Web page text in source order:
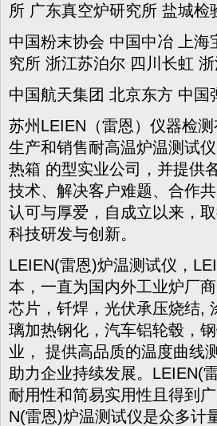
所 广东真空炉研究所 盐城检
中国粉末协会 中国中冶 上
究所 浙江苏泊尔 四川长虹
中国航天集团 北京东方 中国
苏州LEIEN（雷恩）仪器检
生产和销售耐高温炉温测试
热箱 的型实业公司，并提供
技术、解决客户难题、合作
认可与厚爱，自成立以来，
科技研发与创新。
LEIEN(雷恩)炉温测试仪，
本，一直为国内外工业炉厂
芯片，钎焊，光伏承压烧结,
璃加热钢化，汽车铝轮毂，
业， 提供高品质的温度曲线
助力企业持续发展。LEIEN(
耐用性和简易实用性且得到
N(雷恩)炉温测试仪是众多计